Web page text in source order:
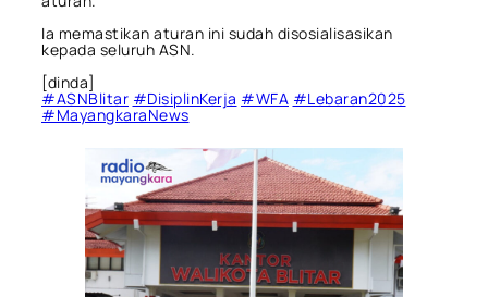
Ia memastikan aturan ini sudah disosialisasikan
kepada seluruh ASN.
[dinda]
#ASNBlitar #DisiplinKerja #WFA #Lebaran2025
#MayangkaraNews